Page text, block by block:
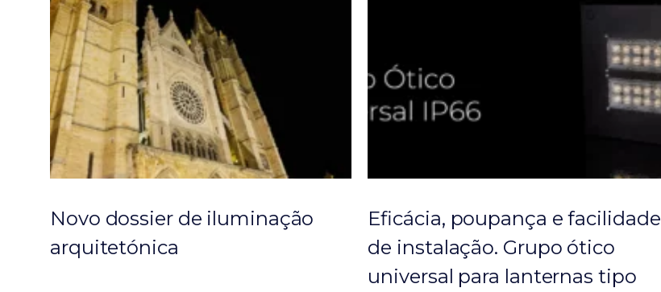
Novo dossier de iluminação
arquitetónica
Eficácia, poupança e facilidade
de instalação. Grupo ótico
universal para lanternas tipo